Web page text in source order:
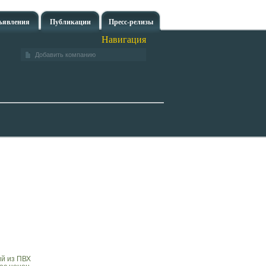
Публикации Пресс-релизы
Навигация
Добавить компанию
из ПВХ